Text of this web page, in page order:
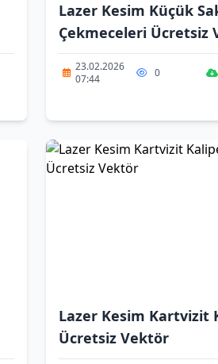
Lazer Kesim Küçük
Çekmeceleri Ücretsiz
23.02.2026
07:44
0
Lazer Kesim Kartvizit
Ücretsiz Vektör